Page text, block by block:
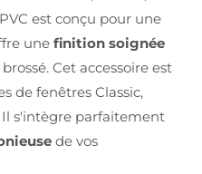
est conçu pour une
une finition soignée
Cet accessoire est
de fenêtres Classic,
s'intègre parfaitement
de vos